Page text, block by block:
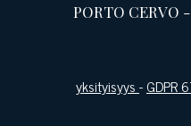
PORTO CERVO -
yksityisyys-GDPR